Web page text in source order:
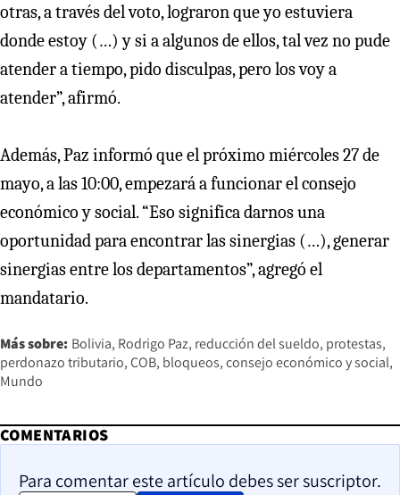
otras, a través del voto, lograron que yo estuviera
donde estoy (…) y si a algunos de ellos, tal vez no pude
atender a tiempo, pido disculpas, pero los voy a
atender”, afirmó.
Además, Paz informó que el próximo miércoles 27 de
mayo, a las 10:00, empezará a funcionar el consejo
económico y social. “Eso significa darnos una
oportunidad para encontrar las sinergias (…), generar
sinergias entre los departamentos”, agregó el
mandatario.
Más sobre: Bolivia Rodrigo Paz reducción del sueldo protestas
perdonazo tributario COB bloqueos consejo económico y social
Mundo
COMENTARIOS
Para comentar este artículo debes ser suscriptor.